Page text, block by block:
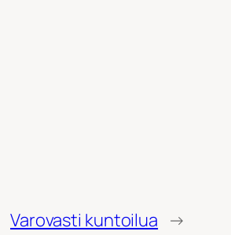
Varovasti kuntoilua →